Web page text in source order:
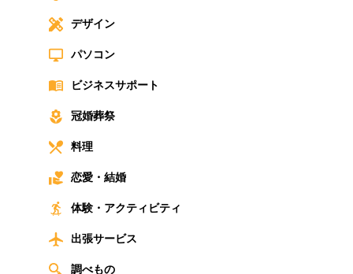
デザイン
パソコン
ビジネスサポート
冠婚葬祭
料理
恋愛・結婚
体験・アクティビティ
出張サービス
調べもの